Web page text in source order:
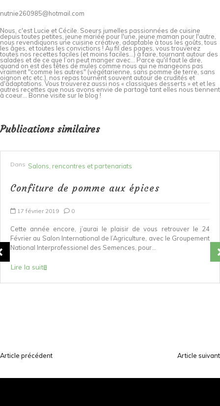
nutnie260985@hotmail.com
Nous, c'est Lucie et Cécile. Soeurs jumelles passionnées de cuisine
depuis toutes petites, jeune mariée pour l'une, jeune maman pour l'autre,
nous revendiquons une cuisine créative, adaptable à tous les goûts, tous
les âges, et toutes les convictions ! Au fil des pages, vous trouverez
toutes nos recettes faciles (et moins faciles…) à faire, tournant autour des
salades et de ce que l’on peut manger avec… Parce qu'il faut le dire,
quand on est des têtes de mules comme nous qui ne mangeons pas
vraiment "comme les autres" (végétarienne, sans pomme de terre, sans
oignon etc etc.), nos repas tournent souvent autour de crudités et
d'adaptations. Vous trouverez aussi nos « classiques desserts » et et les
autres recettes que nous avons envie de partagé tant elles nous tiennent
à coeur... Bonne visite sur le blog !
Publications similaires
Dans Salons, rencontres et partenariats
Confiture de pomme aux épices
17 février 2019 0
Cette année encore, j’aurai le plaisir de vous retrouver le 24
Février au Salon International de l’Agriculture, avec le Groupement
National Interprofessionel des Semences, pour...
Lire la suite
N
Article précédent Article suivant